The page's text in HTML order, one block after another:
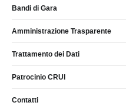
Bandi di Gara
Amministrazione Trasparente
Trattamento dei Dati
Patrocinio CRUI
Contatti